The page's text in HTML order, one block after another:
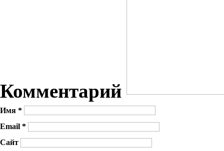
Комментарий
Имя *
Email *
Сайт